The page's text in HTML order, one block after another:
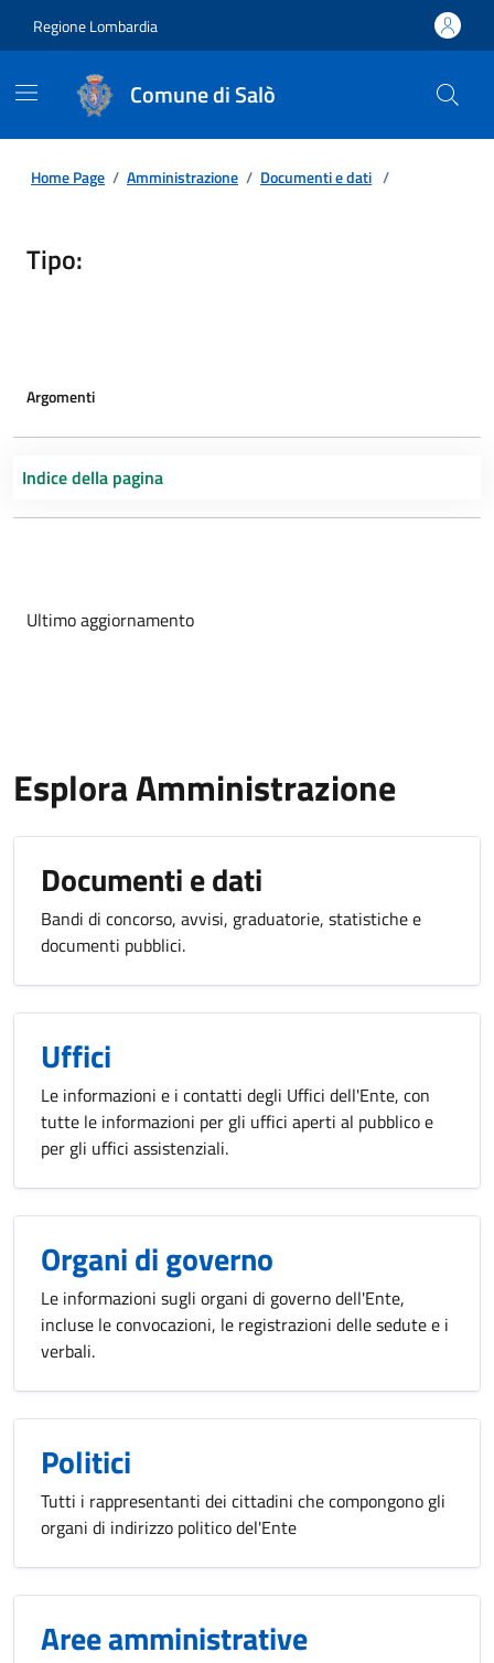
Regione Lombardia
Comune di Salò
Home Page / Amministrazione / Documenti e dati /
Tipo:
Argomenti
Indice della pagina
Ultimo aggiornamento
Esplora Amministrazione
Documenti e dati
Bandi di concorso, avvisi, graduatorie, statistiche e
documenti pubblici.
Uffici
Le informazioni e i contatti degli Uffici dell'Ente, con
tutte le informazioni per gli uffici aperti al pubblico e
per gli uffici assistenziali.
Organi di governo
Le informazioni sugli organi di governo dell'Ente,
incluse le convocazioni, le registrazioni delle sedute e i
verbali.
Politici
Tutti i rappresentanti dei cittadini che compongono gli
organi di indirizzo politico del'Ente
Aree amministrative